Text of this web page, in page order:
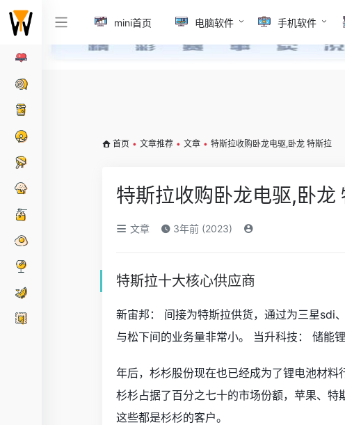
mini首页 电脑软件 手机软件
首页 • 文章推荐 • 文章 • 特斯拉收购卧龙电驱,卧龙 特斯拉
特斯拉收购卧龙电驱,卧龙
文章 3年前 (2023)
特斯拉十大核心供应商
新宙邦： 间接为特斯拉供货，通过为三星sdi
与松下间的业务量非常小。 当升科技： 储能
年后，杉杉股份现在也已经成为了锂电池材
杉杉占据了百分之七十的市场份额，苹果、
这些都是杉杉的客户。